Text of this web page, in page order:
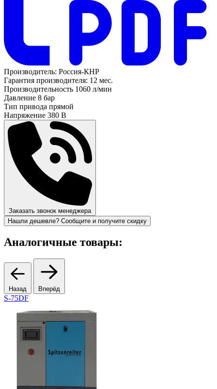
Производитель: Россия-КНР
Гарантия производителя: 12 мес.
Производительность 1060 л/мин
Давление 8 бар
Тип привода прямой
Напряжение 380 В
Заказать звонок менеджера
Нашли дешевле? Сообщите и получите скидку
Аналогичные товары:
Назад Вперёд
S-75DF